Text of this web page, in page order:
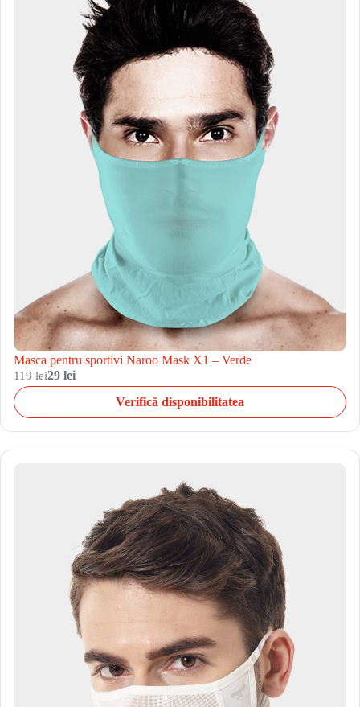
Masca pentru sportivi Naroo Mask X1 – Verde
119 lei29 lei
Verifică disponibilitatea